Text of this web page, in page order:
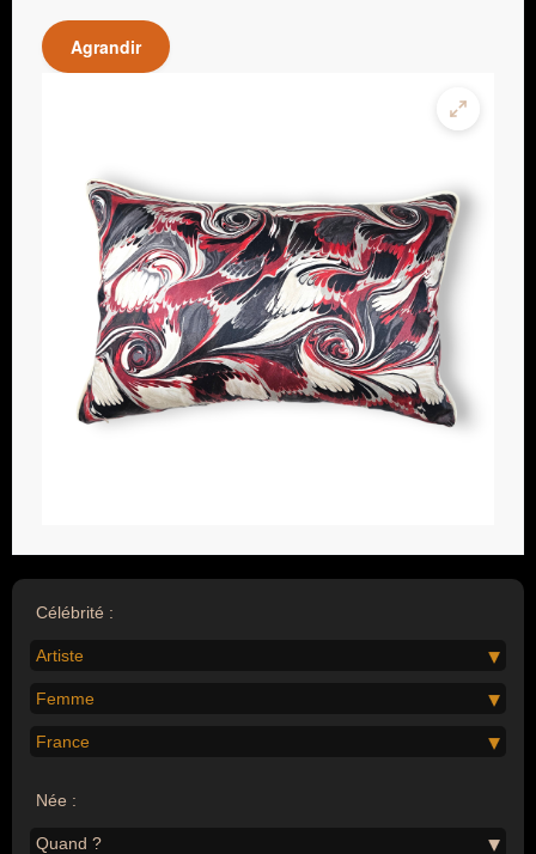
Agrandir
Célébrité :
Artiste
Femme
France
Née :
Quand ?